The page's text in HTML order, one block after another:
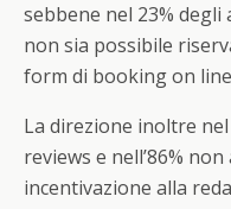
sebbene nel 23%
non sia possibile
form di booking on
La direzione inoltre
reviews e nell’86%
incentivazione alla